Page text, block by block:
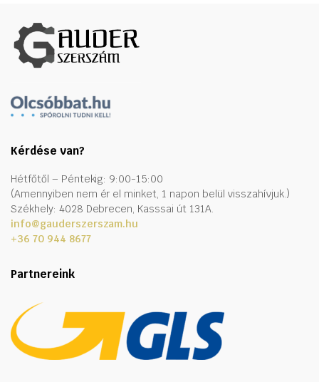
Kérdése van?
Hétfőtől – Péntekig: 9:00-15:00
(Amennyiben nem ér el minket, 1 napon belül visszahívjuk.)
Székhely: 4028 Debrecen, Kasssai út 131A.
info@gauderszerszam.hu
+36 70 944 8677
Partnereink